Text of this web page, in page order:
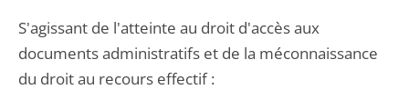
S'agissant de l'atteinte au droit d'accès aux
documents administratifs et de la méconnaissance
du droit au recours effectif :